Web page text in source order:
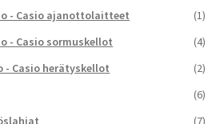
- Casio ajanottolaitteet
(1)
- Casio sormuskellot
(4)
- Casio herätyskellot
(2)
(6)
(7)